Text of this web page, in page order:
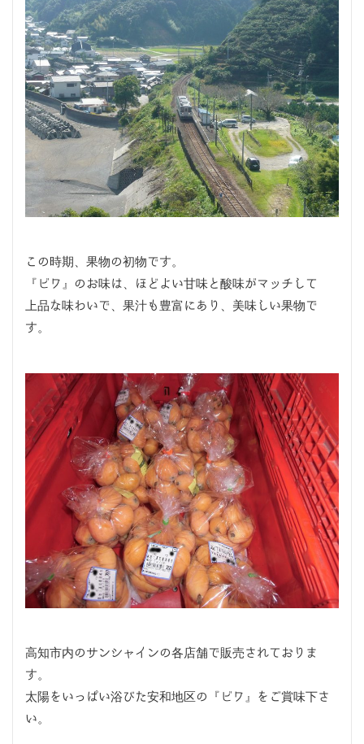
この時期、果物の初物です。
『ビワ』のお味は、ほどよい甘味と酸味がマッチして
上品な味わいで、果汁も豊富にあり、美味しい果物で
す。
高知市内のサンシャインの各店舗で販売されておりま
す。
太陽をいっぱい浴びた安和地区の『ビワ』をご賞味下さ
い。